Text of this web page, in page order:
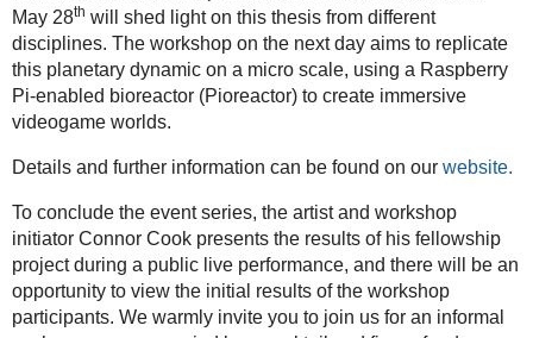
May 28th will shed light on this thesis from different
disciplines. The workshop on the next day aims to replicate
this planetary dynamic on a micro scale, using a Raspberry
Pi-enabled bioreactor (Pioreactor) to create immersive
videogame worlds.
Details and further information can be found on our website.
To conclude the event series, the artist and workshop
initiator Connor Cook presents the results of his fellowship
project during a public live performance, and there will be an
opportunity to view the initial results of the workshop
participants. We warmly invite you to join us for an informal